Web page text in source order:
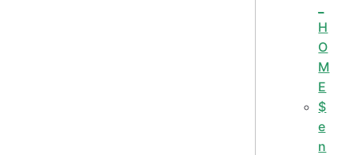
H
O
M
E
$
e
n